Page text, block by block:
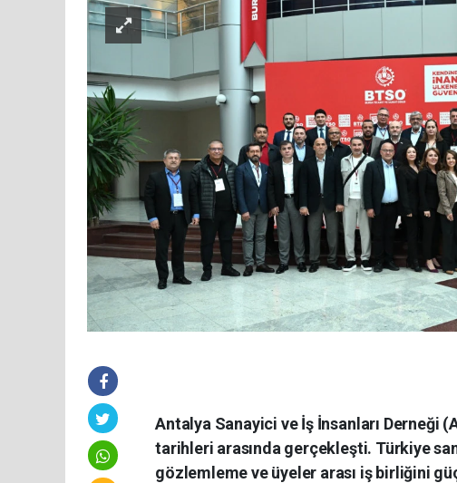
Antalya Sanayici ve İş İnsanları Derneği
tarihleri arasında gerçekleşti. Türkiye
gözlemleme ve üyeler arası iş birliğini